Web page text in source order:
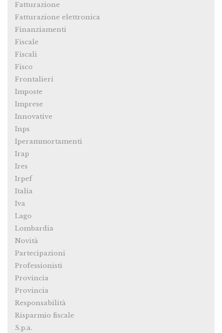
Fatturazione
Fatturazione elettronica
Finanziamenti
Fiscale
Fiscali
Fisco
Frontalieri
Imposte
Imprese
Innovative
Inps
Iperammortamenti
Irap
Ires
Irpef
Italia
Iva
Lago
Lombardia
Novità
Partecipazioni
Professionisti
Provincia
Provincia
Responsabilità
Risparmio fiscale
S.p.a.